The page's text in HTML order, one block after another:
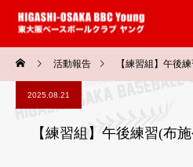
活動報告 【練習組】午後
2025.08.21
【練習組】午後練習(布